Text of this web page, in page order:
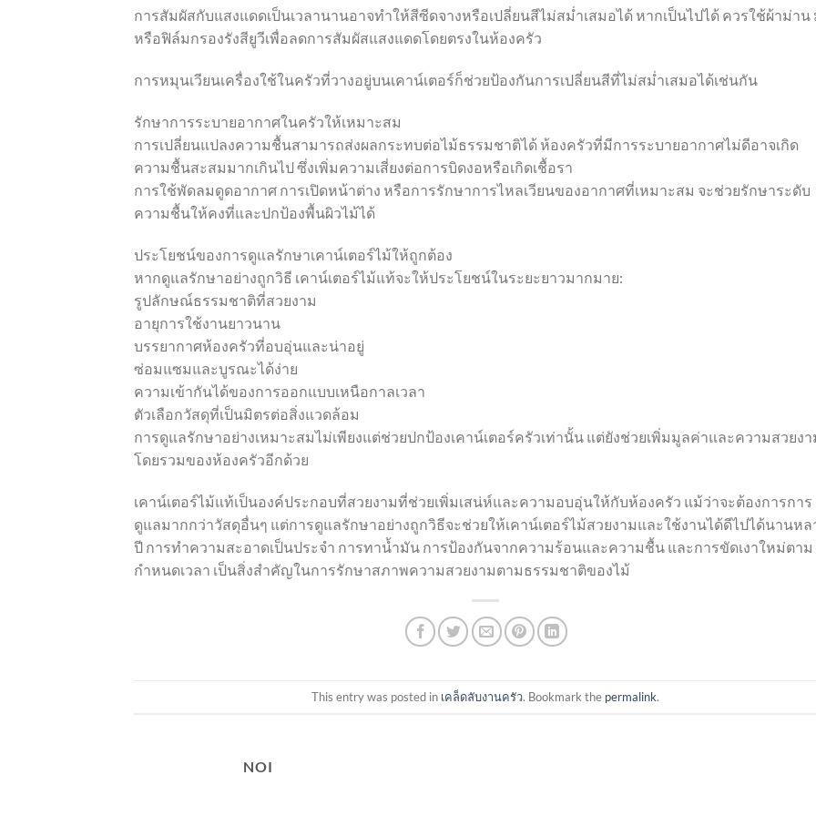
การสัมผัสกับแสงแดดเป็นเวลานานอาจทำให้สีซีดจางหรือเปลี่ยนสีไม่สม่ำเสมอได้ หากเป็นไปได้ ควรใช้ผ้าม่าน
หรือฟิล์มกรองรังสียูวีเพื่อลดการสัมผัสแสงแดดโดยตรงในห้องครัว
การหมุนเวียนเครื่องใช้ในครัวที่วางอยู่บนเคาน์เตอร์ก็ช่วยป้องกันการเปลี่ยนสีที่ไม่สม่ำเสมอได้เช่นกัน
รักษาการระบายอากาศในครัวให้เหมาะสม
การเปลี่ยนแปลงความชื้นสามารถส่งผลกระทบต่อไม้ธรรมชาติได้ ห้องครัวที่มีการระบายอากาศไม่ดีอาจเกิด
ความชื้นสะสมมากเกินไป ซึ่งเพิ่มความเสี่ยงต่อการบิดงอหรือเกิดเชื้อรา
การใช้พัดลมดูดอากาศ การเปิดหน้าต่าง หรือการรักษาการไหลเวียนของอากาศที่เหมาะสม จะช่วยรักษาระดับ
ความชื้นให้คงที่และปกป้องพื้นผิวไม้ได้
ประโยชน์ของการดูแลรักษาเคาน์เตอร์ไม้ให้ถูกต้อง
หากดูแลรักษาอย่างถูกวิธี เคาน์เตอร์ไม้แท้จะให้ประโยชน์ในระยะยาวมากมาย:
รูปลักษณ์ธรรมชาติที่สวยงาม
อายุการใช้งานยาวนาน
บรรยากาศห้องครัวที่อบอุ่นและน่าอยู่
ซ่อมแซมและบูรณะได้ง่าย
ความเข้ากันได้ของการออกแบบเหนือกาลเวลา
ตัวเลือกวัสดุที่เป็นมิตรต่อสิ่งแวดล้อม
การดูแลรักษาอย่างเหมาะสมไม่เพียงแต่ช่วยปกป้องเคาน์เตอร์ครัวเท่านั้น แต่ยังช่วยเพิ่มมูลค่าและความสวยง
โดยรวมของห้องครัวอีกด้วย
เคาน์เตอร์ไม้แท้เป็นองค์ประกอบที่สวยงามที่ช่วยเพิ่มเสน่ห์และความอบอุ่นให้กับห้องครัว แม้ว่าจะต้องการการ
ดูแลมากกว่าวัสดุอื่นๆ แต่การดูแลรักษาอย่างถูกวิธีจะช่วยให้เคาน์เตอร์ไม้สวยงามและใช้งานได้ดีไปได้นานหล
ปี การทำความสะอาดเป็นประจำ การทาน้ำมัน การป้องกันจากความร้อนและความชื้น และการขัดเงาใหม่ตาม
กำหนดเวลา เป็นสิ่งสำคัญในการรักษาสภาพความสวยงามตามธรรมชาติของไม้
This entry was posted in เคล็ดลับงานครัว. Bookmark the permalink.
NOI